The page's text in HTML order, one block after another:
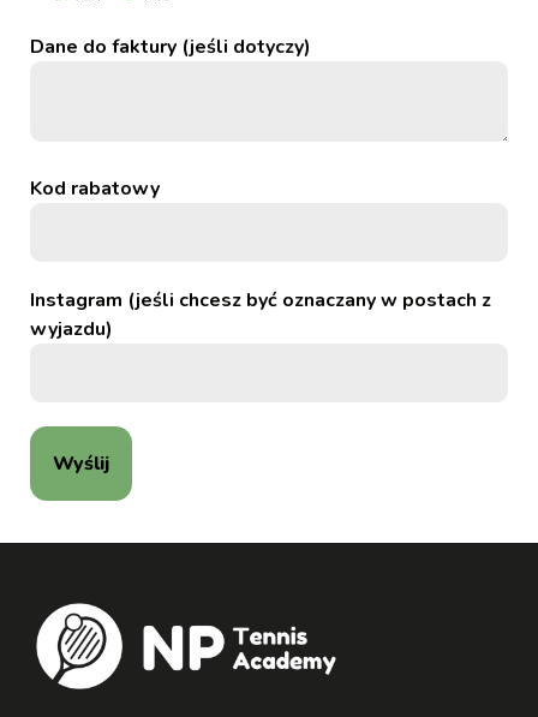
Dane do faktury (jeśli dotyczy)
Kod rabatowy
Instagram (jeśli chcesz być oznaczany w postach z
wyjazdu)